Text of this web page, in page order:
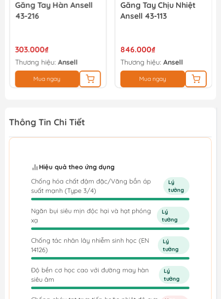
Găng Tay Hàn Ansell
43-216
303.000₫
Thương hiệu: Ansell
Mua ngay
Găng Tay Chịu Nhiệt
Ansell 43-113
846.000₫
Thương hiệu: Ansell
Mua ngay
Thông Tin Chi Tiết
Hiệu quả theo ứng dụng
Chống hóa chất đậm đặc/Văng bắn áp
suất mạnh (Type 3/4)
Lý
tưởng
Ngăn bụi siêu mịn độc hại và hạt phóng
xạ
Lý
tưởng
Chống tác nhân lây nhiễm sinh học (EN
14126)
Lý
tưởng
Độ bền cơ học cao với đường may hàn
siêu âm
Lý
tưởng